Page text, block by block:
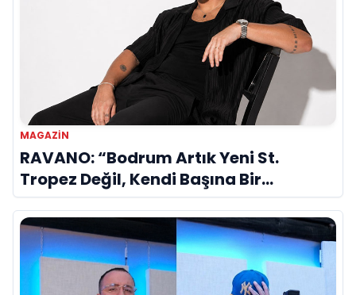
MAGAZIN
RAVANO: “Bodrum Artık Yeni St.
Tropez Değil, Kendi Başına Bir
Referans”